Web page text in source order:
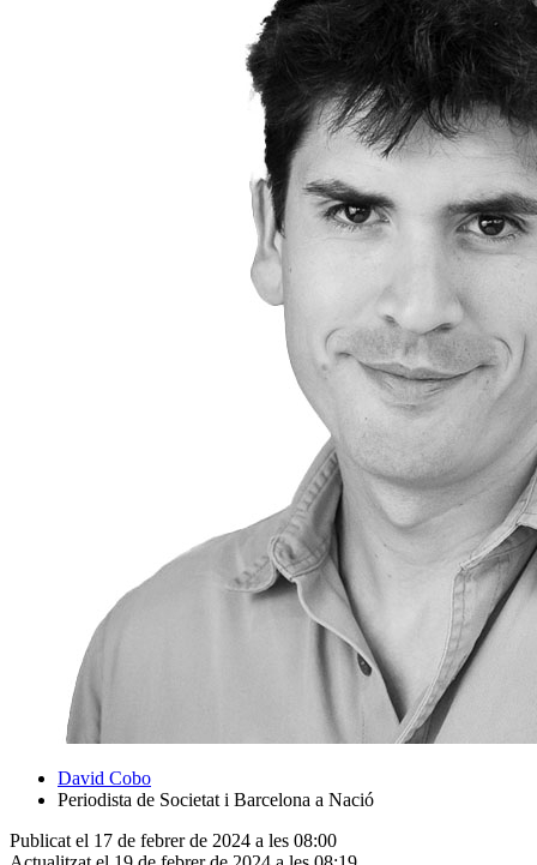
David Cobo
Periodista de Societat i Barcelona a Nació
Publicat el 17 de febrer de 2024 a les 08:00